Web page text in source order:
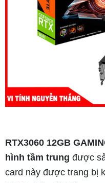
RTX3060 12GB
hình tầm trung được
card này được trang bị